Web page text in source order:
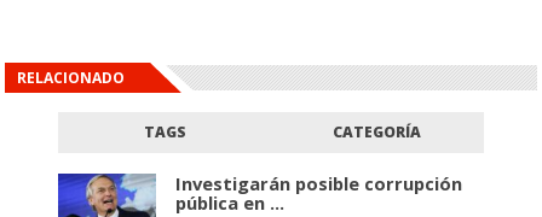
RELACIONADO
TAGS CATEGORÍA
Investigarán posible corrupción
pública en ...